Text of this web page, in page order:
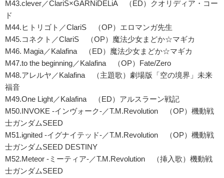
M43.clever／ClariS×GARNiDELiA （ED）クオリディア・コー
ド
M44.ヒトリゴト／ClariS （OP）エロマンガ先生
M45.コネクト／ClariS （OP）魔法少女まどか☆マギカ
M46. Magia／Kalafina （ED）魔法少女まどか☆マギカ
M47.to the beginning／Kalafina （OP）Fate/Zero
M48.アレルヤ／Kalafina （主題歌）劇場版「空の境界」未来
福音
M49.One Light／Kalafina （ED）アルスラーン戦記
M50.INVOKE -インヴォーク-／T.M.Revolution （OP）機動戦
士ガンダムSEED
M51.ignited -イグナイテッド-／T.M.Revolution （OP）機動戦
士ガンダムSEED DESTINY
M52.Meteor -ミーティア-／T.M.Revolution （挿入歌）機動戦
士ガンダムSEED